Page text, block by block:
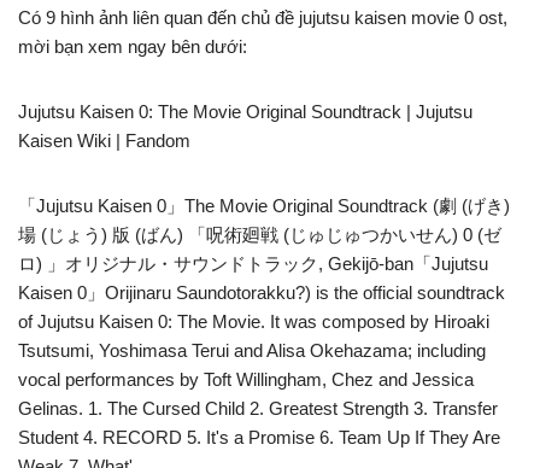
Có 9 hình ảnh liên quan đến chủ đề jujutsu kaisen movie 0 ost,
mời bạn xem ngay bên dưới:
Jujutsu Kaisen 0: The Movie Original Soundtrack | Jujutsu
Kaisen Wiki | Fandom
「Jujutsu Kaisen 0」The Movie Original Soundtrack (劇 (げき)
場 (じょう) 版 (ばん) 「呪術廻戦 (じゅじゅつかいせん) 0 (ゼ
ロ) 」オリジナル・サウンドトラック, Gekijō-ban「Jujutsu
Kaisen 0」Orijinaru Saundotorakku?) is the official soundtrack
of Jujutsu Kaisen 0: The Movie. It was composed by Hiroaki
Tsutsumi, Yoshimasa Terui and Alisa Okehazama; including
vocal performances by Toft Willingham, Chez and Jessica
Gelinas. 1. The Cursed Child 2. Greatest Strength 3. Transfer
Student 4. RECORD 5. It's a Promise 6. Team Up If They Are